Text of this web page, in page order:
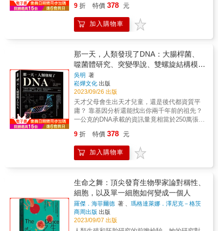
貢獻。自從人類解開DNA分子結構後，將生物
分類及生態觀察等，帶進一個能夠揭示生命奧
祕、甚至改變生命的嶄新世界，成為「生命科
學」。生命科學不只要了解生命，還要追求總
體生命的價值，主張地球上的生物共存且相互
依賴，追求永續發展的前提是尊重生命及生物
多樣性。並以生命為核心，整合過去分散在生
物、物理和化學的自然科學，發展有益於人類
生活品質的生物科技，例如利用廢棄物製成生
質能源降低對環境的傷害；透過基因改造將優
良或特殊特性的基因轉入或在農作物中殖入抗
旱抗害蟲基因，以大幅提升作物質量與產量；
透過儲存臍帶血來儲備幹細胞，以利在必要時
應用於農業、醫療、工業、環境等領域，使生
命科學搖身變成當今最熱門的實用科學。本書
以清晰敘述和一目了然的圖解，帶你一覽生命
「基因轉殖」、「基因改造」、「生物復
育」、「生質能源」、「基因療法」的驚人成
果。是建構生命科學視野、涵養科學人文的最
佳入門書。 無論所學為何，生命科學已是身為
現代人不可不知的基礎知識。生命科學與數
學、物理學等學科一樣，都是一門基礎科學，
是由破解生命密碼的追求而推動寫作。《細胞
之歌》帶我們踏上截然不同的旅程：以生命最
簡單的單位&mdash;&mdash;細胞，來理解生
要藉由了解細胞的結構、生理、行為及與周圍
的細胞的相互作用來了解生命，這是細胞的音
樂。他們的醫學探索是尋求細胞療法，用人類
的基礎材料來重建和修復人類。 & 於是，與其
讓本書按時間順序展開，穆克吉選擇了一個截
然不同的結構。本書的每一部分都是針對複雜
生物的一個基本屬性，探索它的故事。每個部
分都是一段迷你歷史，是發現的年表。每一部
分都說明存在特定細胞體系的一個生命的基本
屬性（繁殖、自主、新陳代謝），而且都包含
精、基因治療、深層腦部刺激〔deep brain
stimulation〕、免疫療法），它們都源自於我
們對細胞的理解，挑戰我們對人類是如何構成
分的總和：歷史和個人史、生理學和病理學、
過去和未來&mdash;&mdash;以及穆克吉自己
擔任細胞生物學者和醫師成長經歷的個人大事
記，編織在一起，成為一個整體，這個組織可
以說像細胞一樣。 & 將近兩百年前，德國的生
物醫學家指出「細胞」是生物構造與功能的基
機制。包括：精子如何闖過重重難關衝向卵、
細胞如何一分為二、細胞與細胞之間如何接
合、細胞是怎麼傳遞訊息的、養分如何進出細
病，都是因為細胞出錯惹的禍。研究細胞，不
僅為各種疾病的治療找到生機，也是解開生命
奧祕的關鍵。走一趟細胞之旅，等於蒞臨細胞
研究的最前線，參觀細胞生物學、分子生物
學、發育生物學的精彩成果，碰觸各種熱門的
生物醫學話題和科學新知。《一粒細胞見世
界》，所見到的何止是細胞內的小世界，也見
到我們這個充滿生老病死、繽紛多彩的大世
界。透過顯微鏡頭，觀察一個活生生的細胞，
領會生命的奧秘，不免令人激動興奮！很難想
之情，傳達給學子。倫斯伯格做到了，他對於
細胞生物學的驚嘆和熱情，躍然紙上。——
《自然》期刊《一粒細胞見世界》是一本精彩
胞內的活動機制……作者倫斯伯格能夠精挑細
選他的報導主題，畢竟從細胞層次來展現生命
的物理基礎，是最恰當不過了。——《紐約時
報書評》◎ 《中國時報》開卷版一週好書推薦
走訪細胞小人國顯微鏡下的「細胞」，是一個
具體而微的繽紛世界。細胞內外的活動，比化
9 折 特價 378 元
加入購物車
那一天，人類發現了DNA：大腸桿菌、
噬菌體研究、突變學說、雙螺旋結構模
型……基因研究大總匯，了解人體「本
質」上的不同！
吳明 著
崧燁文化 出版
2023/09/26 出版
天才父母會生出天才兒童，還是後代都資質平
庸？ 靠基因分析還能找出你兩千年前的祖先？
一公克的DNA承載的資訊量竟相當於250萬張光
密&times;生物鑰匙族譜調查&hellip;&hellip; 關
於DNA，你知道的不能只有八點檔親子鑑定的
狗血橋段！ & ▎天才生出來的孩子也會比較聰
論的觀點大家耳熟能詳， 就是傳統上認為「遺
傳」這件事很大程度決定了你的天資，是注定
的， 然而遺傳學家認為這並非定論，「天才」
這個特質是由多個基因控制，並受環境因素等
外部影響， 子代及親代的基因組多少會有一些
差異，如果這個差異剛好發生在決定智商的基
9 折 特價 378 元
加入購物車
生命之舞：頂尖發育生物學家論對稱性、
細胞，以及單一細胞如何變成一個人
羅傑．海菲爾德 著 、瑪格達萊娜．澤尼克－格茨
著
商周出版 出版
2023/09/07 出版